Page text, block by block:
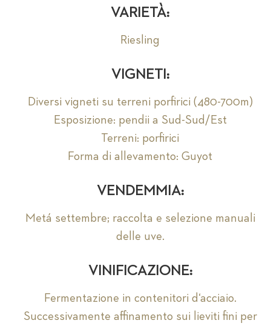
VARIETÀ:
Riesling
VIGNETI:
Diversi vigneti su terreni porfirici (480-700m)
Esposizione: pendii a Sud-Sud/Est
Terreni: porfirici
Forma di allevamento: Guyot
VENDEMMIA:
Metá settembre; raccolta e selezione manuali
delle uve.
VINIFICAZIONE:
Fermentazione in contenitori d‘acciaio.
Successivamente affinamento sui lieviti fini per